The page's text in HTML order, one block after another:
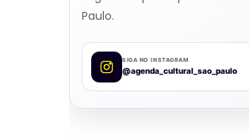
Paulo.
SIGA NO INSTAGRAM
@agenda_cultural_sao_paulo